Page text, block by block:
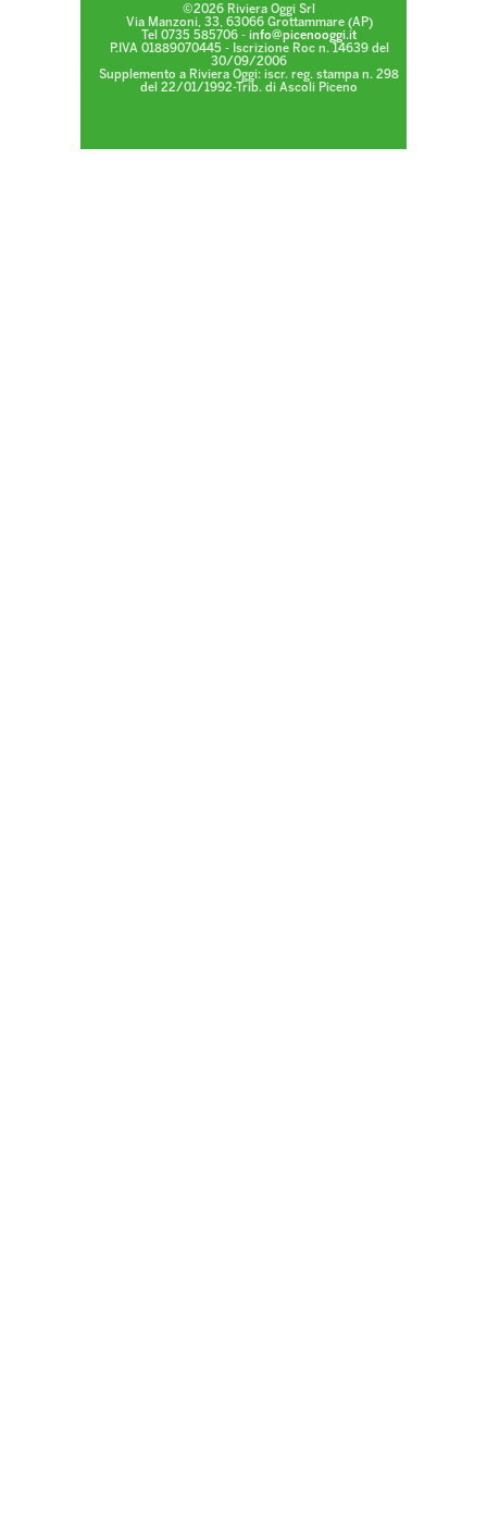
©2026 Riviera Oggi Srl
Via Manzoni, 33, 63066 Grottammare (AP)
Tel 0735 585706 - info@picenooggi.it
P.IVA 01889070445 - Iscrizione Roc n. 14639 del
30/09/2006
Supplemento a Riviera Oggi: iscr. reg. stampa n. 298
del 22/01/1992-Trib. di Ascoli Piceno